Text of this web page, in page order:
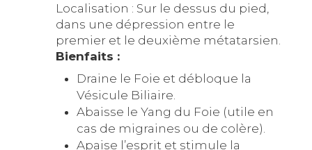
Localisation : Sur le dessus du pied,
dans une dépression entre le
premier et le deuxième métatarsien.
Bienfaits :
Draine le Foie et débloque la
Vésicule Biliaire.
Abaisse le Yang du Foie (utile en
cas de migraines ou de colère).
Apaise l’esprit et stimule la